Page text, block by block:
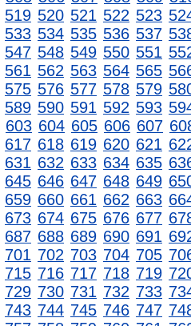
519 520 521 522 523
533 534 535 536 537
547 548 549 550 551
561 562 563 564 565
575 576 577 578 579
589 590 591 592 593
603 604 605 606 607
617 618 619 620 621
631 632 633 634 635
645 646 647 648 649
659 660 661 662 663
673 674 675 676 677
687 688 689 690 691
701 702 703 704 705
715 716 717 718 719
729 730 731 732 733
743 744 745 746 747